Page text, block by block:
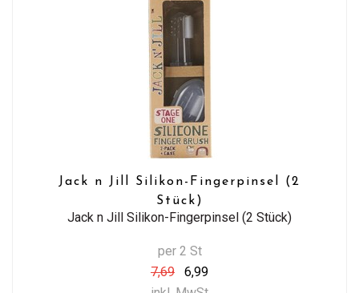
Jack n Jill Silikon-Fingerpinsel (2
Stück)
Jack n Jill Silikon-Fingerpinsel (2 Stück)
per 2 St
7,69
6,99